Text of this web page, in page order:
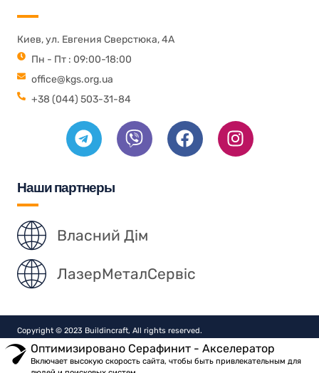
Киев, ул. Евгения Сверстюка, 4А
Пн - Пт : 09:00-18:00
office@kgs.org.ua
+38 (044) 503-31-84
Наши партнеры
Власний Дім
ЛазерМеталСервіс
Copyright © 2023 Buildincraft, All rights reserved.
Оптимизировано Серафинит - Акселератор
Включает высокую скорость сайта, чтобы быть привлекательным для